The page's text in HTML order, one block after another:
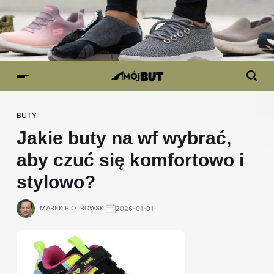
BUTY
Jakie buty na wf wybrać,
aby czuć się komfortowo i
stylowo?
MAREK PIOTROWSKI 2026-01-01